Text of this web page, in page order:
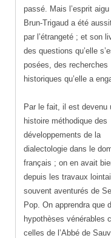
passé. Mais l’esprit aigu
Brun-Trigaud a été
par l’étrangeté ; et son
des questions qu’elle
posées, des recherches
historiques qu’elle a
Par le fait, il est devenu
histoire méthodique des
développements de la
dialectologie dans le
français ; on en avait
depuis les travaux
souvent aventurés de
Pop. On apprendra que
hypothèses vénérables
celles de l’Abbé de